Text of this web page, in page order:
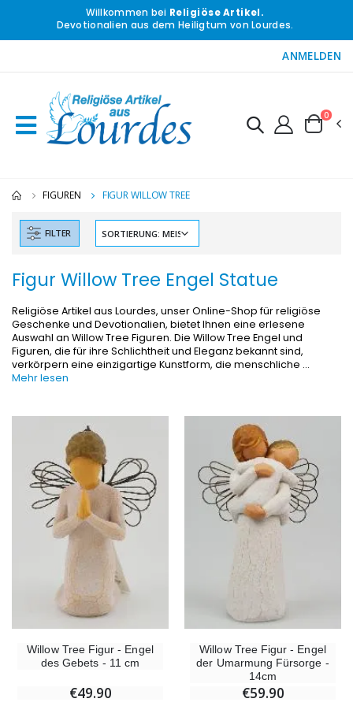
Willkommen bei Religiöse Artikel.
Devotionalien aus dem Heiligtum von Lourdes.
ANMELDEN
0
FIGUREN FIGUR WILLOW TREE
FILTER
Figur Willow Tree Engel Statue
Religiöse Artikel aus Lourdes, unser Online-Shop für religiöse
Geschenke und Devotionalien, bietet Ihnen eine erlesene
Auswahl an Willow Tree Figuren. Die Willow Tree Engel und
Figuren, die für ihre Schlichtheit und Eleganz bekannt sind,
verkörpern eine einzigartige Kunstform, die menschliche ...
Mehr lesen
Willow Tree Figur - Engel
des Gebets - 11 cm
€49.90
Willow Tree Figur - Engel
der Umarmung Fürsorge -
14cm
€59.90
-10%
€15.00 €13.50
€21.90
-20%